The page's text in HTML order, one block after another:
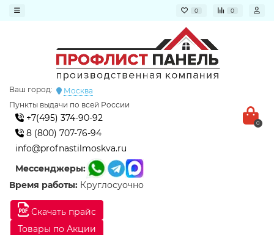
0 0
Скачать прайс
Товары по Акции
Ваш город:
Москва
Пункты выдачи по всей России
+7(495) 374-90-92
8 (800) 707-76-94
info@profnastilmoskva.ru
Мессенджеры:
Время работы: Круглосуочно
0